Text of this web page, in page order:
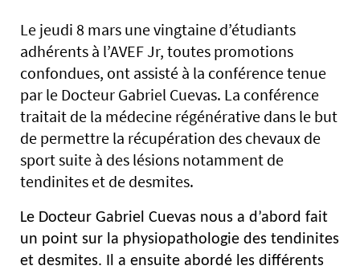
Le jeudi 8 mars une vingtaine d’étudiants
adhérents à l’AVEF Jr, toutes promotions
confondues, ont assisté à la conférence tenue
par le Docteur Gabriel Cuevas. La conférence
traitait de la médecine régénérative dans le but
de permettre la récupération des chevaux de
sport suite à des lésions notamment de
tendinites et de desmites.
Le Docteur Gabriel Cuevas nous a d’abord fait
un point sur la physiopathologie des tendinites
et desmites. Il a ensuite abordé les différents